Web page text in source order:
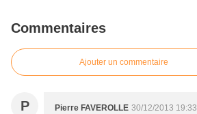
Commentaires
Ajouter un commentaire
P Pierre FAVEROLLE 30/12/2013 19:33